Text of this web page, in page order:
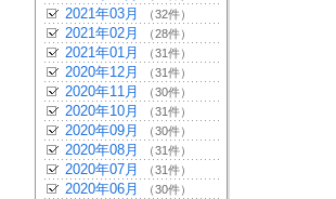
2021年03月 （32件）
2021年02月 （28件）
2021年01月 （31件）
2020年12月 （31件）
2020年11月 （30件）
2020年10月 （31件）
2020年09月 （30件）
2020年08月 （31件）
2020年07月 （31件）
2020年06月 （30件）